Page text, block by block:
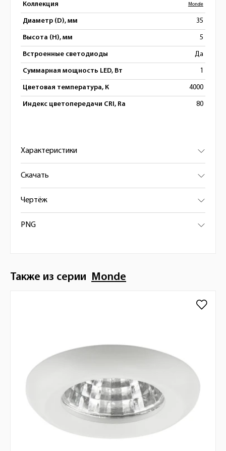
Коллекция Monde
Диаметр (D), мм 35
Высота (H), мм 5
Встроенные светодиоды Да
Суммарная мощность LED, Вт 1
Цветовая температура, К 4000
Индекс цветопередачи CRI, Ra 80
Характеристики
Скачать
Чертёж
PNG
Также из серии Monde